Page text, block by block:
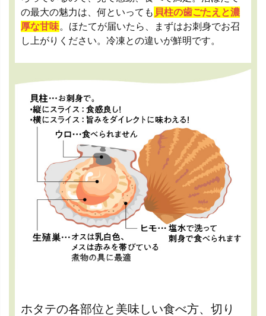
の最大の魅力は、何といっても 貝柱の歯ごたえと濃
厚な甘味。ほたてが届いたら、まずはお刺身でお召
し上がりください。冷凍との違いが鮮明です。
ホタテの各部位と美味しい食べ方、切り